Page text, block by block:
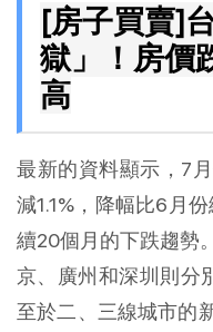
[房子買賣]
獄」！房價
高
最新的資料顯示，7
減1.1%，降幅比6月
續20個月的下跌趨勢
京、廣州和深圳則分
至於二、三線城市的